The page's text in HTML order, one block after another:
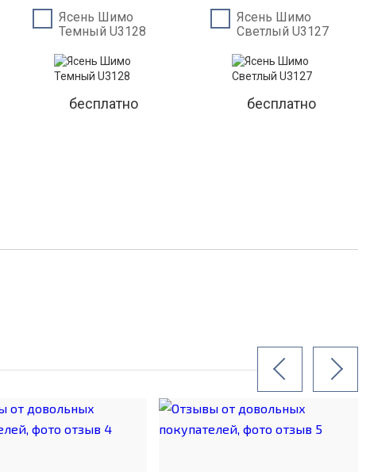
Ясень Шимо
Темный U3128
бесплатно
Ясень Шимо
Светлый U3127
бесплатно